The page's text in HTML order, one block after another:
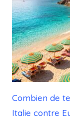
Combien de
Italie contre